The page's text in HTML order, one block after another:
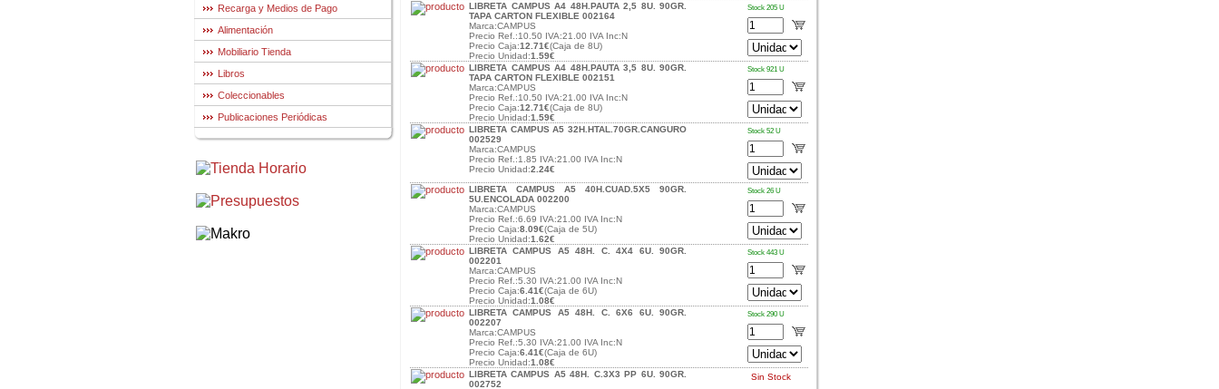
Recarga y Medios de Pago
Alimentación
Mobiliario Tienda
Libros
Coleccionables
Publicaciones Periódicas
LIBRETA CAMPUS A4 48H.PAUTA 2,5 8U. 90GR.
TAPA CARTON FLEXIBLE 002164
Marca:CAMPUS
Precio Ref.:10.50 IVA:21.00 IVA Inc:N
Precio Caja:12.71€(Caja de 8U)
Precio Unidad:1.59€
Stock 205 U
LIBRETA CAMPUS A4 48H.PAUTA 3,5 8U. 90GR.
TAPA CARTON FLEXIBLE 002151
Marca:CAMPUS
Precio Ref.:10.50 IVA:21.00 IVA Inc:N
Precio Caja:12.71€(Caja de 8U)
Precio Unidad:1.59€
Stock 921 U
LIBRETA CAMPUS A5 32H.HTAL.70GR.CANGURO
002529
Marca:CAMPUS
Precio Ref.:1.85 IVA:21.00 IVA Inc:N
Precio Unidad:2.24€
Stock 52 U
LIBRETA CAMPUS A5 40H.CUAD.5X5 90GR.
5U.ENCOLADA 002200
Marca:CAMPUS
Precio Ref.:6.69 IVA:21.00 IVA Inc:N
Precio Caja:8.09€(Caja de 5U)
Precio Unidad:1.62€
Stock 26 U
LIBRETA CAMPUS A5 48H. C. 4X4 6U. 90GR.
002201
Marca:CAMPUS
Precio Ref.:5.30 IVA:21.00 IVA Inc:N
Precio Caja:6.41€(Caja de 6U)
Precio Unidad:1.08€
Stock 443 U
LIBRETA CAMPUS A5 48H. C. 6X6 6U. 90GR.
002207
Marca:CAMPUS
Precio Ref.:5.30 IVA:21.00 IVA Inc:N
Precio Caja:6.41€(Caja de 6U)
Precio Unidad:1.08€
Stock 290 U
LIBRETA CAMPUS A5 48H. C.3X3 PP 6U. 90GR.
002752
Sin Stock